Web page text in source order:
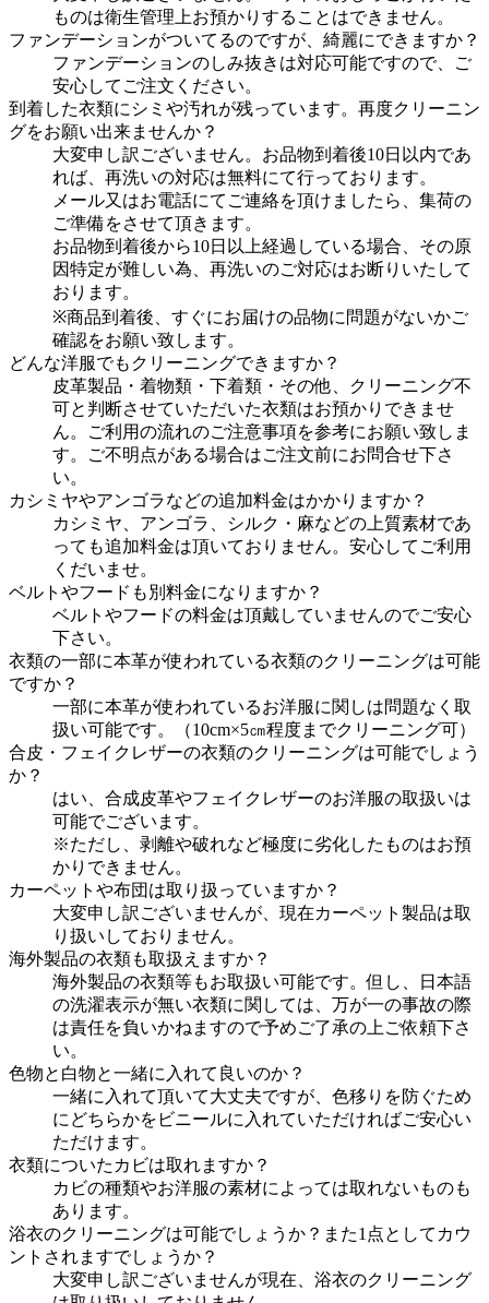
ものは衛生管理上お預かりすることはできません。
ファンデーションがついてるのですが、綺麗にできますか？
ファンデーションのしみ抜きは対応可能ですので、ご
安心してご注文ください。
到着した衣類にシミや汚れが残っています。再度クリーニン
グをお願い出来ませんか？
大変申し訳ございません。お品物到着後10日以内であ
れば、再洗いの対応は無料にて行っております。
メール又はお電話にてご連絡を頂けましたら、集荷の
ご準備をさせて頂きます。
お品物到着後から10日以上経過している場合、その原
因特定が難しい為、再洗いのご対応はお断りいたして
おります。
※商品到着後、すぐにお届けの品物に問題がないかご
確認をお願い致します。
どんな洋服でもクリーニングできますか？
皮革製品・着物類・下着類・その他、クリーニング不
可と判断させていただいた衣類はお預かりできませ
ん。ご利用の流れのご注意事項を参考にお願い致しま
す。ご不明点がある場合はご注文前にお問合せ下さ
い。
カシミヤやアンゴラなどの追加料金はかかりますか？
カシミヤ、アンゴラ、シルク・麻などの上質素材であ
っても追加料金は頂いておりません。安心してご利用
くだいませ。
ベルトやフードも別料金になりますか？
ベルトやフードの料金は頂戴していませんのでご安心
下さい。
衣類の一部に本革が使われている衣類のクリーニングは可能
ですか？
一部に本革が使われているお洋服に関しは問題なく取
扱い可能です。（10cm×5㎝程度までクリーニング可）
合皮・フェイクレザーの衣類のクリーニングは可能でしょう
か？
はい、合成皮革やフェイクレザーのお洋服の取扱いは
可能でございます。
※ただし、剥離や破れなど極度に劣化したものはお預
かりできません。
カーペットや布団は取り扱っていますか？
大変申し訳ございませんが、現在カーペット製品は取
り扱いしておりません。
海外製品の衣類も取扱えますか？
海外製品の衣類等もお取扱い可能です。但し、日本語
の洗濯表示が無い衣類に関しては、万が一の事故の際
は責任を負いかねますので予めご了承の上ご依頼下さ
い。
色物と白物と一緒に入れて良いのか？
一緒に入れて頂いて大丈夫ですが、色移りを防ぐため
にどちらかをビニールに入れていただければご安心い
ただけます。
衣類についたカビは取れますか？
カビの種類やお洋服の素材によっては取れないものも
あります。
浴衣のクリーニングは可能でしょうか？また1点としてカウ
ントされますでしょうか？
大変申し訳ございませんが現在、浴衣のクリーニング